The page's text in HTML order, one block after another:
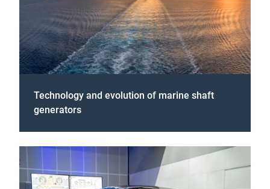
Technology and evolution of marine shaft
generators